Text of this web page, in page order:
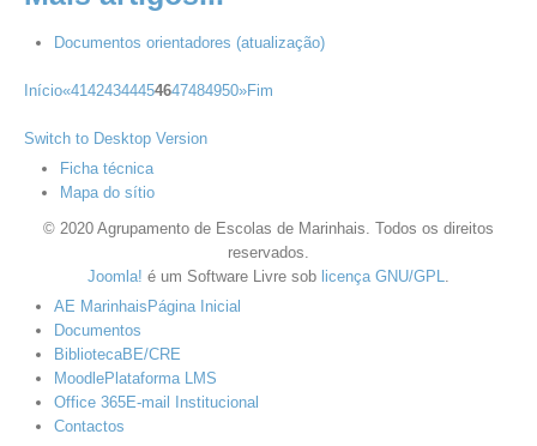
Documentos orientadores (atualização)
Início«41424344454647484950»Fim
Switch to Desktop Version
Ficha técnica
Mapa do sítio
© 2020 Agrupamento de Escolas de Marinhais. Todos os direitos
reservados.
Joomla! é um Software Livre sob licença GNU/GPL.
AE Marinhais Página Inicial
Documentos
BibliotecaBE/CRE
MoodlePlataforma LMS
Office 365E-mail Institucional
Contactos